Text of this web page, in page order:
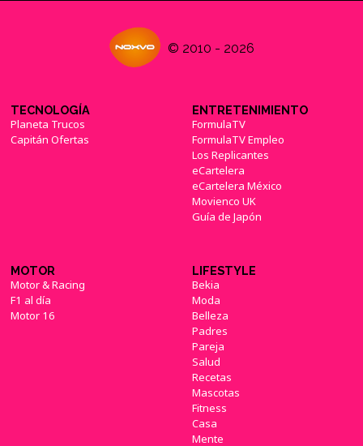
© 2010 - 2026
TECNOLOGÍA
Planeta Trucos
Capitán Ofertas
ENTRETENIMIENTO
FormulaTV
FormulaTV Empleo
Los Replicantes
eCartelera
eCartelera México
Movienco UK
Guía de Japón
MOTOR
Motor & Racing
F1 al día
Motor 16
LIFESTYLE
Bekia
Moda
Belleza
Padres
Pareja
Salud
Recetas
Mascotas
Fitness
Casa
Mente